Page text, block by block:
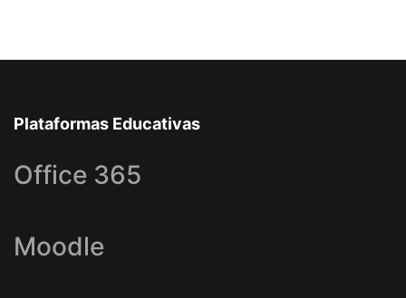
Plataformas Educativas
Office 365
Moodle